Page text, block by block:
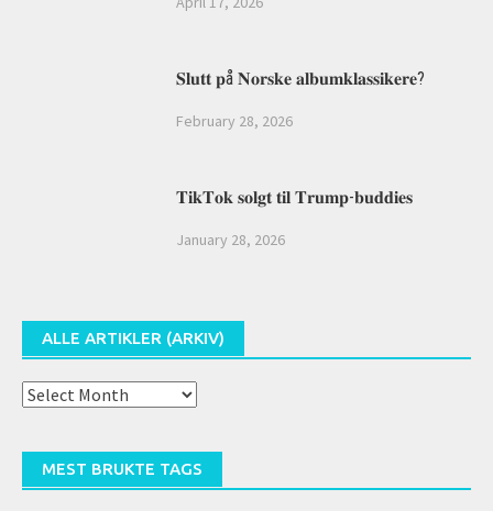
𝐒𝐥𝐮𝐭𝐭 𝐩å 𝐍𝐨𝐫𝐬𝐤𝐞 𝐚𝐥𝐛𝐮𝐦𝐤𝐥𝐚𝐬𝐬𝐢𝐤𝐞𝐫𝐞?
February 28, 2026
𝐓𝐢𝐤𝐓𝐨𝐤 𝐬𝐨𝐥𝐠𝐭 𝐭𝐢𝐥 𝐓𝐫𝐮𝐦𝐩-𝐛𝐮𝐝𝐝𝐢𝐞𝐬
January 28, 2026
ALLE ARTIKLER (ARKIV)
Alle
(arkiv)
MEST BRUKTE TAGS